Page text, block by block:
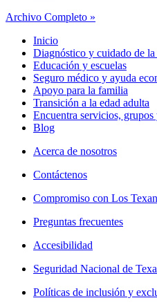
Archivo Completo »
Inicio
Diagnóstico y cuidado de la
Educación y escuelas
Seguro médico y ayuda
Apoyo para la familia
Transición a la edad adulta
Encuentra servicios, grupos
Blog
Acerca de nosotros
Contáctenos
Compromiso con Los
Preguntas frecuentes
Accesibilidad
Seguridad Nacional de
Políticas de inclusión y